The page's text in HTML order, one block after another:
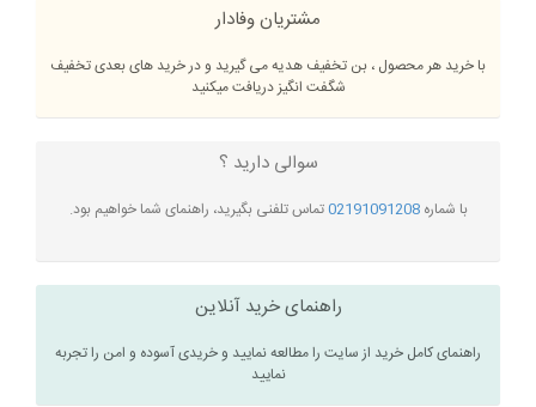
مشتریان وفادار
با خرید هر محصول ، بن تخفیف هدیه می گیرید و در خرید های بعدی تخفیف
شگفت انگیز دریافت میکنید
سوالی دارید ؟
با شماره02191091208تماس تلفنی بگیرید، راهنمای شما خواهیم بود.
راهنمای خرید آنلاین
راهنمای کامل خرید از سایت را مطالعه نمایید و خریدی آسوده و امن را تجربه
نمایید